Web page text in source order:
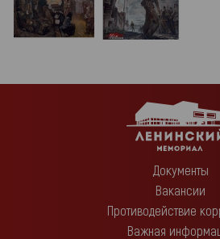
Документы
Вакансии
Противодействие
Важная